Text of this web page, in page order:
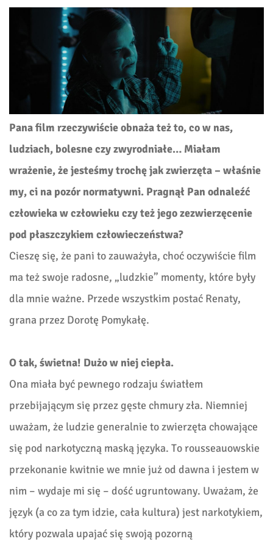
Pana film rzeczywiście obnaża też to, co w nas,
ludziach, bolesne czy zwyrodniałe… Miałam
wrażenie, że jesteśmy trochę jak zwierzęta – właśnie
my, ci na pozór normatywni. Pragnął Pan odnaleźć
człowieka w człowieku czy też jego zezwierzęcenie
pod płaszczykiem człowieczeństwa?
Cieszę się, że pani to zauważyła, choć oczywiście film
ma też swoje radosne, „ludzkie” momenty, które były
dla mnie ważne. Przede wszystkim postać Renaty,
grana przez Dorotę Pomykałę.
O tak, świetna! Dużo w niej ciepła.
Ona miała być pewnego rodzaju światłem
przebijającym się przez gęste chmury zła. Niemniej
uważam, że ludzie generalnie to zwierzęta chowające
się pod narkotyczną maską języka. To rousseauowskie
przekonanie kwitnie we mnie już od dawna i jestem w
nim – wydaje mi się – dość ugruntowany. Uważam, że
język (a co za tym idzie, cała kultura) jest narkotykiem,
który pozwala upajać się swoją pozorną